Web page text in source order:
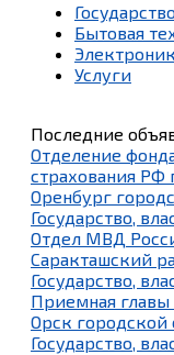
Бытовая
Услуги
Последние
Отделение
страхования РФ
Оренбург
Государство,
Отдел МВД
Саракташский
Государство,
Приемная главы
Орск городской
Государство,